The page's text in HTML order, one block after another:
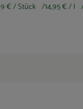
€/ Stück 14,95 €/ l